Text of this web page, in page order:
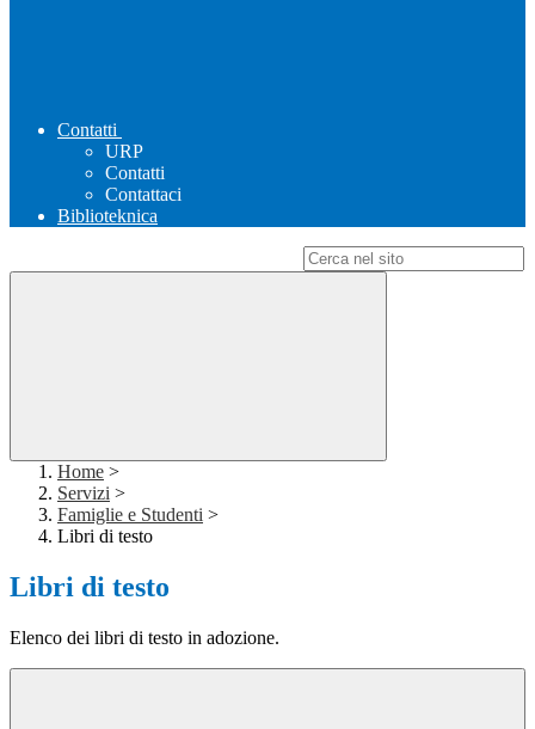
Contatti
URP
Contatti
Contattaci
Biblioteknica
Home >
Servizi >
Famiglie e Studenti >
Libri di testo
Libri di testo
Elenco dei libri di testo in adozione.